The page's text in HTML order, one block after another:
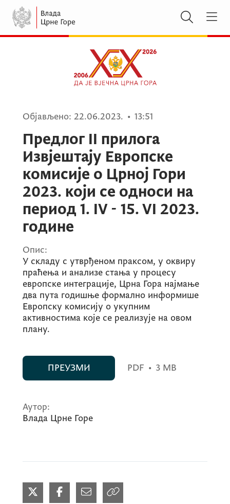
Предлог II прилога
Извјештају Европске
комисије о Црној Гори
2023. који се односи на
период 1. IV - 15. VI 2023.
године
Објављено: 22.06.2023. • 13:51
Опис:
У складу с утврђеном праксом, у оквиру
праћења и анализе стања у процесу
европске интеграције, Црна Гора најмање
два пута годишње формално информише
Европску комисију о укупним
активностима које се реализује на овом
плану.
Аутор:
Влада Црне Горе
ПРЕУЗМИ PDF • 3 MB